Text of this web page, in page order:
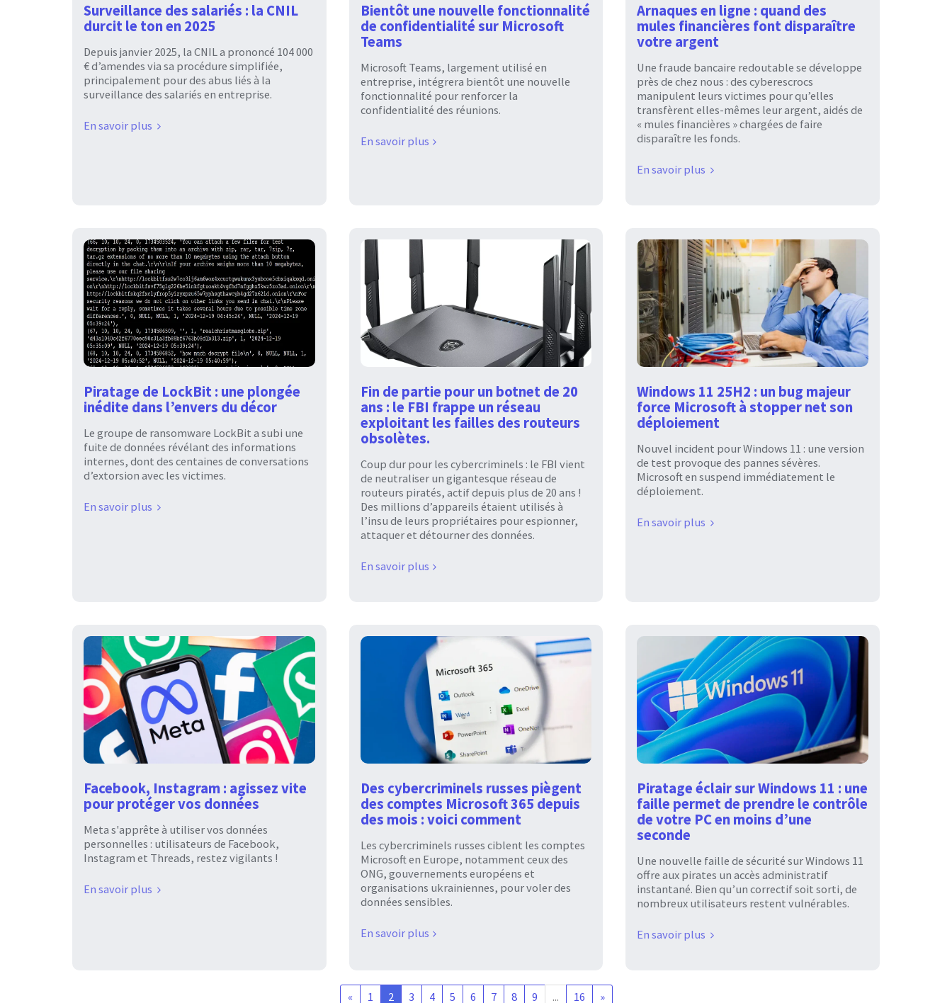
Surveillance des salariés : la CNIL
durcit le ton en 2025
Depuis janvier 2025, la CNIL a prononcé 104 000
€ d’amendes via sa procédure simplifiée,
principalement pour des abus liés à la
surveillance des salariés en entreprise.
En savoir plus
Bientôt une nouvelle fonctionnalité
de confidentialité sur Microsoft
Teams
Microsoft Teams, largement utilisé en
entreprise, intégrera bientôt une nouvelle
fonctionnalité pour renforcer la
confidentialité des réunions.
En savoir plus
Arnaques en ligne : quand des
mules financières font disparaître
votre argent
Une fraude bancaire redoutable se développe
près de chez nous : des cyberescrocs
manipulent leurs victimes pour qu’elles
transfèrent elles-mêmes leur argent, aidés de
« mules financières » chargées de faire
disparaître les fonds.
En savoir plus
Piratage de LockBit : une plongée
inédite dans l’envers du décor
Le groupe de ransomware LockBit a subi une
fuite de données révélant des informations
internes, dont des centaines de conversations
d’extorsion avec les victimes.
En savoir plus
Fin de partie pour un botnet de 20
ans : le FBI frappe un réseau
exploitant les failles des routeurs
obsolètes.
Coup dur pour les cybercriminels : le FBI vient
de neutraliser un gigantesque réseau de
routeurs piratés, actif depuis plus de 20 ans !
Des millions d’appareils étaient utilisés à
l’insu de leurs propriétaires pour espionner,
attaquer et détourner des données.
En savoir plus
Windows 11 25H2 : un bug majeur
force Microsoft à stopper net son
déploiement
Nouvel incident pour Windows 11 : une version
de test provoque des pannes sévères.
Microsoft en suspend immédiatement le
déploiement.
En savoir plus
Facebook, Instagram : agissez vite
pour protéger vos données
Meta s'apprête à utiliser vos données
personnelles : utilisateurs de Facebook,
Instagram et Threads, restez vigilants !
En savoir plus
Des cybercriminels russes piègent
des comptes Microsoft 365 depuis
des mois : voici comment
Les cybercriminels russes ciblent les comptes
Microsoft en Europe, notamment ceux des
ONG, gouvernements européens et
organisations ukrainiennes, pour voler des
données sensibles.
En savoir plus
Piratage éclair sur Windows 11 : une
faille permet de prendre le contrôle
de votre PC en moins d’une
seconde
Une nouvelle faille de sécurité sur Windows 11
offre aux pirates un accès administratif
instantané. Bien qu’un correctif soit sorti, de
nombreux utilisateurs restent vulnérables.
En savoir plus
« 1 2 3 4 5 6 7 8 9 ... 16 »